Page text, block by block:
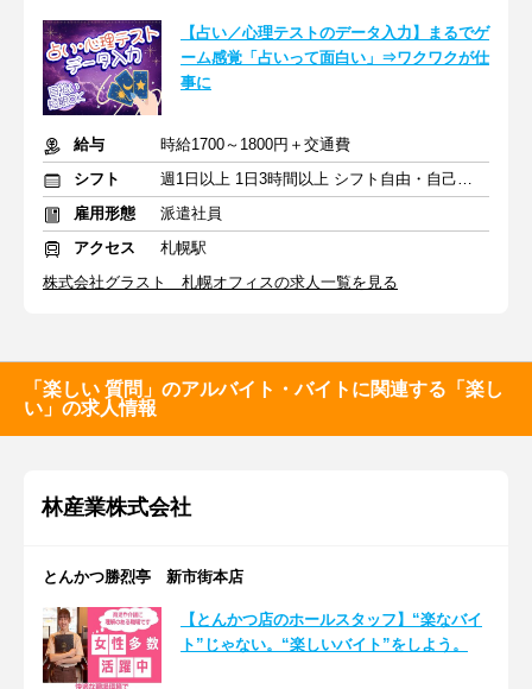
【占い／心理テストのデータ入力】まるでゲ
ーム感覚「占いって面白い」⇒ワクワクが仕
事に
給与
時給1700～1800円＋交通費
シフト
週1日以上 1日3時間以上 シフト自由・自己申告
雇用形態
派遣社員
アクセス
札幌駅
株式会社グラスト 札幌オフィスの求人一覧を見る
「楽しい 質問」のアルバイト・バイトに関連する「楽し
い」の求人情報
林産業株式会社
とんかつ勝烈亭 新市街本店
【とんかつ店のホールスタッフ】“楽なバイ
ト”じゃない。“楽しいバイト”をしよう。